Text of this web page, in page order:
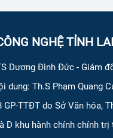
NGHỆ TỈNH
Dương Đình Đức - Giám
dung: Th.S Phạm Quang
GP-TTĐT do Sở Văn hóa,
D khu hành chính chính